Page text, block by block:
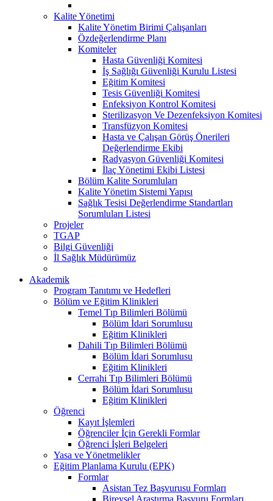
Kalite Yönetimi
Kalite Yönetim Birimi Çalışanları
Özdeğerlendirme Planı
Komiteler
Hasta Güvenliği Komitesi
İş Sağlığı Güvenliği Kurulu Listesi
Eğitim Komitesi
Tesis Güvenliği Komitesi
Enfeksiyon Kontrol Komitesi
Sterilizasyon Ve Dezenfeksiyon Komitesi
Transfüzyon Komitesi
Hasta ve Çalışan Görüş Önerileri
Değerlendirme Ekibi
Radyasyon Güvenliği Komitesi
İlaç Yönetimi Ekibi Listesi
Bölüm Kalite Sorumluları
Kalite Yönetim Sistemi Yapısı
Sağlık Tesisi Değerlendirme Standartları
Sorumluları Listesi
Projeler
TGAP
Bilgi Güvenliği
İl Sağlık Müdürümüz
Akademik
Program Tanıtımı ve Hedefleri
Bölüm ve Eğitim Klinikleri
Temel Tıp Bilimleri Bölümü
Bölüm İdari Sorumlusu
Eğitim Klinikleri
Dahili Tıp Bilimleri Bölümü
Bölüm İdari Sorumlusu
Eğitim Klinikleri
Cerrahi Tıp Bilimleri Bölümü
Bölüm İdari Sorumlusu
Eğitim Klinikleri
Öğrenci
Kayıt İşlemleri
Öğrenciler İçin Gerekli Formlar
Öğrenci İşleri Belgeleri
Yasa ve Yönetmelikler
Eğitim Planlama Kurulu (EPK)
Formlar
Asistan Tez Başvurusu Formları
Bireysel Araştırma Başvuru Formları